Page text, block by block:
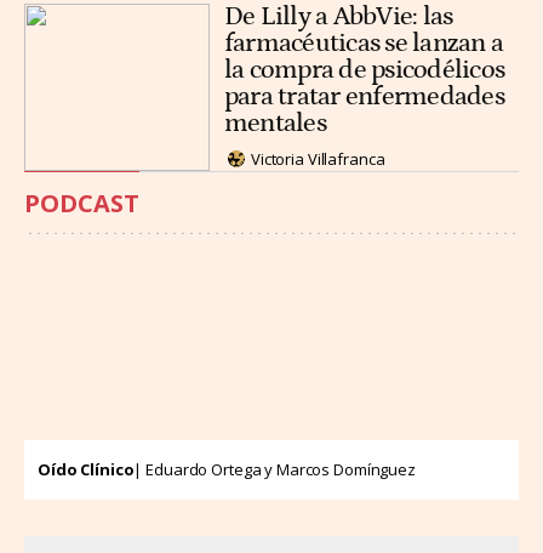
De Lilly a AbbVie: las
farmacéuticas se lanzan a
la compra de psicodélicos
para tratar enfermedades
mentales
Victoria Villafranca
PODCAST
Oído Clínico| Eduardo Ortega y Marcos Domínguez